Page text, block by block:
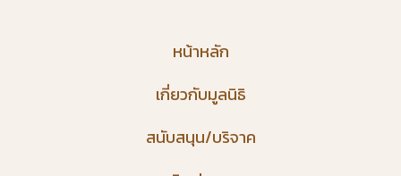
หน้าหลัก
เกี่ยวกับมูลนิธิ
สนับสนุน/บริจาค